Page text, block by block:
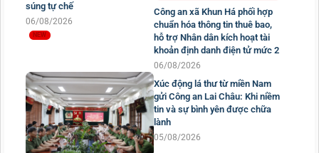
súng tự chế
06/08/2026
Công an xã Khun Há phối hợp
chuẩn hóa thông tin thuê bao,
hỗ trợ Nhân dân kích hoạt tài
khoản định danh điện tử mức 2
06/08/2026